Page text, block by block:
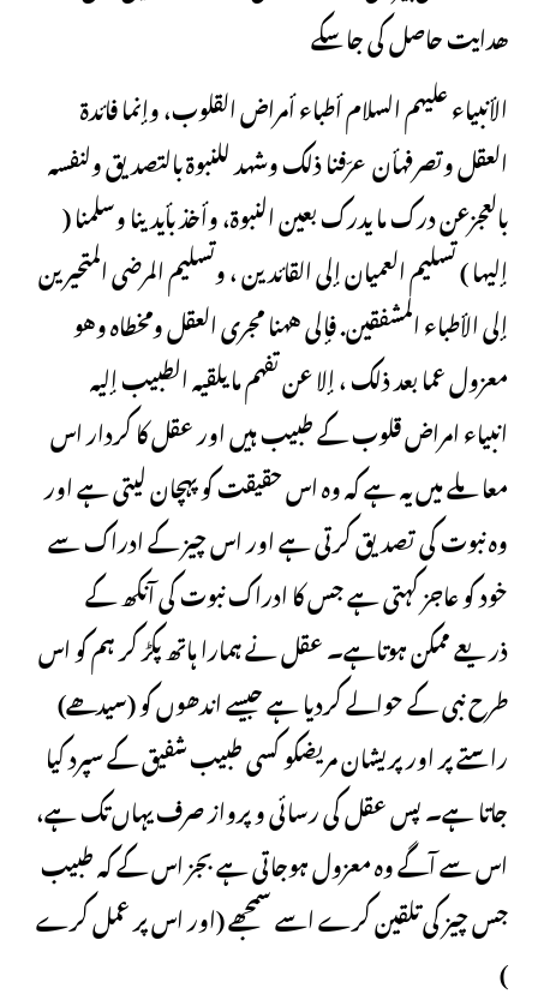
ھدایت حاصل کی جاسکے
الأنبیاء علیهم السلام أطباء أمراض القلوب، وإنما فائدة
العقل وتصرفهأن عرّفنا ذلك وشهد للنبوة بالتصدیق ولنفسه
بالعجزعن درك ما یدرك بعین النبوة، وأخذ بأیدینا وسلمنا (
إلیها ) تسلیم العمیان إلى القائدین ، وتسلیم المرضى المتحیرین
إلى الأطباء المشفقین. فإلى ههنا مجرى العقل ومخطاه وهو
معزول عما بعد ذلك ، إلا عن تفهم ما یلقیه الطبیب إلیه
انبیاء امراض قلوب کے طبیب ہیں اور عقل کا کردار اس
معاملے میں یہ ہے کہ وہ اس حقیقت کو پہچان لیتی ہے اور
وہ نبوت کی تصدیق کرتی ہے اور اس چیز کے ادراک سے
خود کو عاجز کہتی ہے جس کا ادراک نبوت کی آنکھ کے
ذریعے ممکن ہوتاہے۔ عقل نے ہمارا ہاتھ پکڑ کر ہم کو اس
طرح نبی کے حوالے کردیا ہے جیسے اندھوں کو (سیدھے)
راستے پر اور پریشان مریضکو کسی طبیب شفیق کے سپرد کیا
جاتا ہے۔ پس عقل کی رسائی و پرواز صرف یہاں تک ہے،
اس سے آگے وہ معزول ہوجاتی ہے بجز اس کے کہ طبیب
جس چیز کی تلقین کرے اسے سمجھے (اور اس پر عمل کرے
)